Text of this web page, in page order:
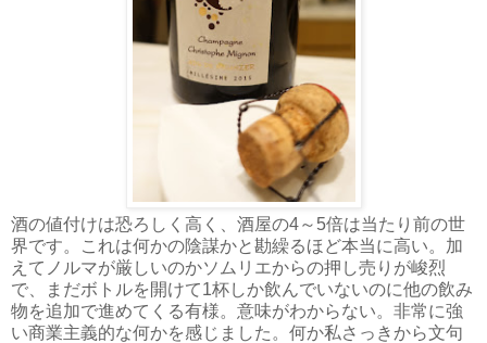
酒の値付けは恐ろしく高く、酒屋の4～5倍は当たり前の世
界です。これは何かの陰謀かと勘繰るほど本当に高い。加
えてノルマが厳しいのかソムリエからの押し売りが峻烈
で、まだボトルを開けて1杯しか飲んでいないのに他の飲み
物を追加で進めてくる有様。意味がわからない。非常に強
い商業主義的な何かを感じました。何か私さっきから文句